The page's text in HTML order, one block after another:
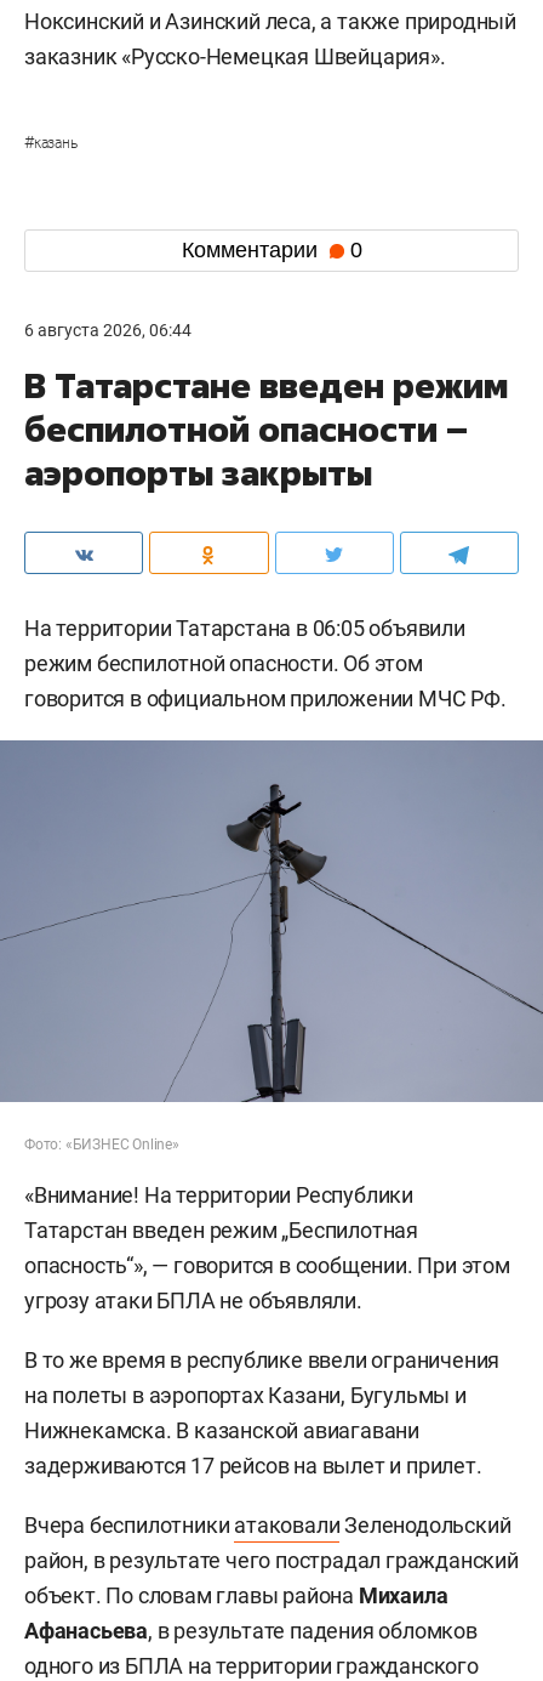
Ноксинский и Азинский леса, а также природный
заказник «Русско-Немецкая Швейцария».
#казань
Комментарии 0
6 августа 2026, 06:44
В Татарстане введен режим
беспилотной опасности –
аэропорты закрыты
На территории Татарстана в 06:05 объявили
режим беспилотной опасности. Об этом
говорится в официальном приложении МЧС РФ.
Фото: «БИЗНЕС Online»
«Внимание! На территории Республики
Татарстан введен режим „Беспилотная
опасность“», — говорится в сообщении. При этом
угрозу атаки БПЛА не объявляли.
В то же время в республике ввели ограничения
на полеты в аэропортах Казани, Бугульмы и
Нижнекамска. В казанской авиагавани
задерживаются 17 рейсов на вылет и прилет.
Вчера беспилотники атаковалиЗеленодольский
район, в результате чего пострадал гражданский
объект. По словам главы района Михаила
Афанасьева, в результате падения обломков
одного из БПЛА на территории гражданского